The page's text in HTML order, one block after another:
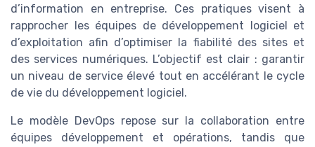
d’information en entreprise. Ces pratiques visent à
rapprocher les équipes de développement logiciel et
d’exploitation afin d’optimiser la fiabilité des sites et
des services numériques. L’objectif est clair : garantir
un niveau de service élevé tout en accélérant le cycle
de vie du développement logiciel.
Le modèle DevOps repose sur la collaboration entre
équipes développement et opérations, tandis que